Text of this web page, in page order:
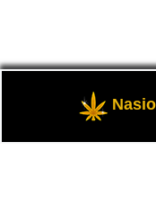
420Polska,
- Kultura